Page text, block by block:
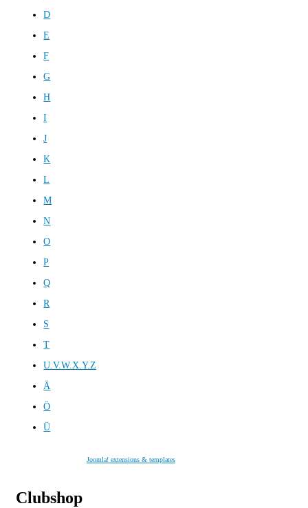
D
E
F
G
H
I
J
K
L
M
N
O
P
Q
R
S
T
U.V.W.X.Y.Z
Ä
Ö
Ü
Joomla! extensions & templates
Clubshop